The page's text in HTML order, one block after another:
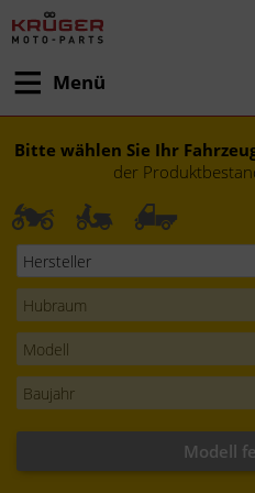
Menü
Bitte wählen Sie Ihr
der
Modell